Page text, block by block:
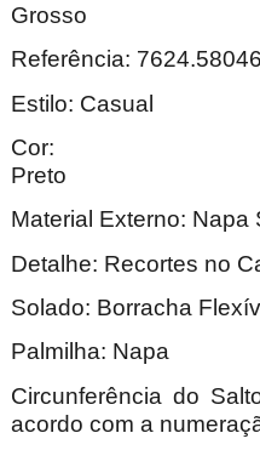
Grosso
Referência: 7624.58046
Estilo: Casual
Cor:
Material Externo: Napa
Detalhe: Recortes no
Solado: Borracha
Palmilha: Napa
Circunferência do
acordo com a